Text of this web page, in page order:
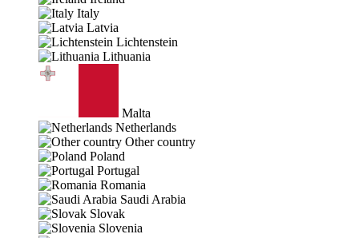
Italy
Latvia
Lichtenstein
Lithuania
Malta
Netherlands
Other country
Poland
Portugal
Romania
Saudi Arabia
Slovak
Slovenia